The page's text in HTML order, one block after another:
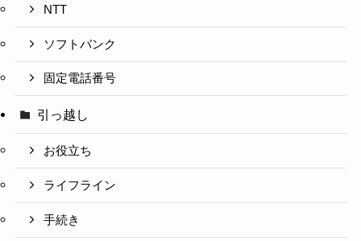
NTT
ソフトバンク
固定電話番号
引っ越し
お役立ち
ライフライン
手続き